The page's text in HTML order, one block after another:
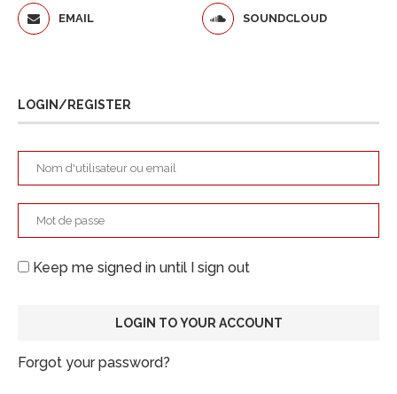
EMAIL SOUNDCLOUD
LOGIN/REGISTER
Keep me signed in until I sign out
Forgot your password?